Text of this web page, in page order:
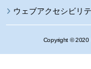
ウェブアクセシビリ
Copyright © 2020